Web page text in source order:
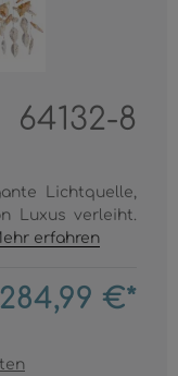
64132-8
Lichtquelle,
Luxus verleiht.
erfahren
284,99 €*